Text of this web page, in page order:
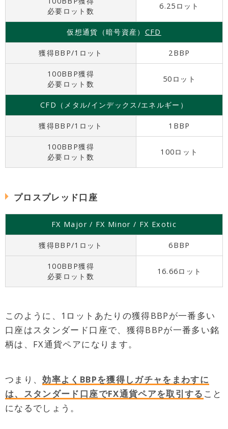
必要ロット数
6.25ロット
仮想通貨（暗号資産） CFD
獲得BBP/1ロット 2BBP
100BBP獲得
必要ロット数
50ロット
CFD（メタル/インデックス/エネルギー）
獲得BBP/1ロット 1BBP
100BBP獲得
必要ロット数
100ロット
プロスプレッド口座
FX Major / FX Minor / FX Exotic
獲得BBP/1ロット 6BBP
100BBP獲得
必要ロット数
16.66ロット
このように、1ロットあたりの獲得BBPが一番多い
口座はスタンダード口座で、獲得BBPが一番多い銘
柄は、FX通貨ペアになります。
つまり、効率よくBBPを獲得しガチャをまわすに
は、スタンダード口座でFX通貨ペアを取引する こと
になるでしょう。